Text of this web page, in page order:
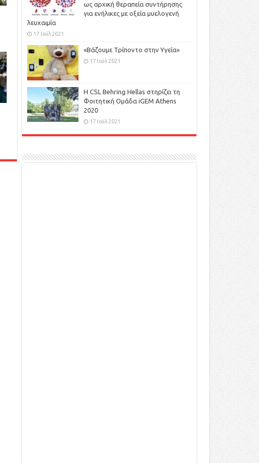
ως αρχική θεραπεία συντήρησης
για ενήλικες με οξεία μυελογενή
λευχαιμία
17 Ιούλ 2021
«Βάζουμε Τρίποντο στην Υγεία»
17 Ιούλ 2021
H CSL Behring Hellas στηρίζει τη
Φοιτητική Ομάδα iGEM Athens
2020
17 Ιούλ 2021